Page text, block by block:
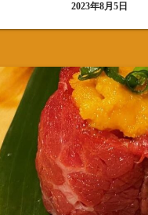
2023年8月5日